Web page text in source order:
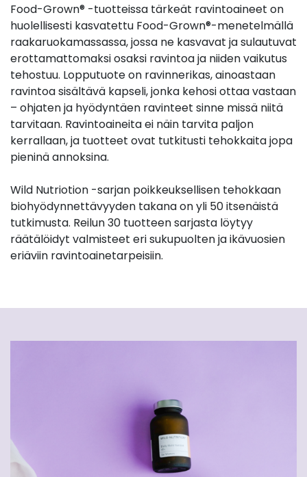
Food-Grown® -tuotteissa tärkeät ravintoaineet on
huolellisesti kasvatettu Food-Grown®-menetelmällä
raakaruokamassassa, jossa ne kasvavat ja sulautuvat
erottamattomaksi osaksi ravintoa ja niiden vaikutus
tehostuu. Lopputuote on ravinnerikas, ainoastaan
ravintoa sisältävä kapseli, jonka kehosi ottaa vastaan
– ohjaten ja hyödyntäen ravinteet sinne missä niitä
tarvitaan. Ravintoaineita ei näin tarvita paljon
kerrallaan, ja tuotteet ovat tutkitusti tehokkaita jopa
pieninä annoksina.
Wild Nutriotion -sarjan poikkeuksellisen tehokkaan
biohyödynnettävyyden takana on yli 50 itsenäistä
tutkimusta. Reilun 30 tuotteen sarjasta löytyy
räätälöidyt valmisteet eri sukupuolten ja ikävuosien
eriäviin ravintoainetarpeisiin.